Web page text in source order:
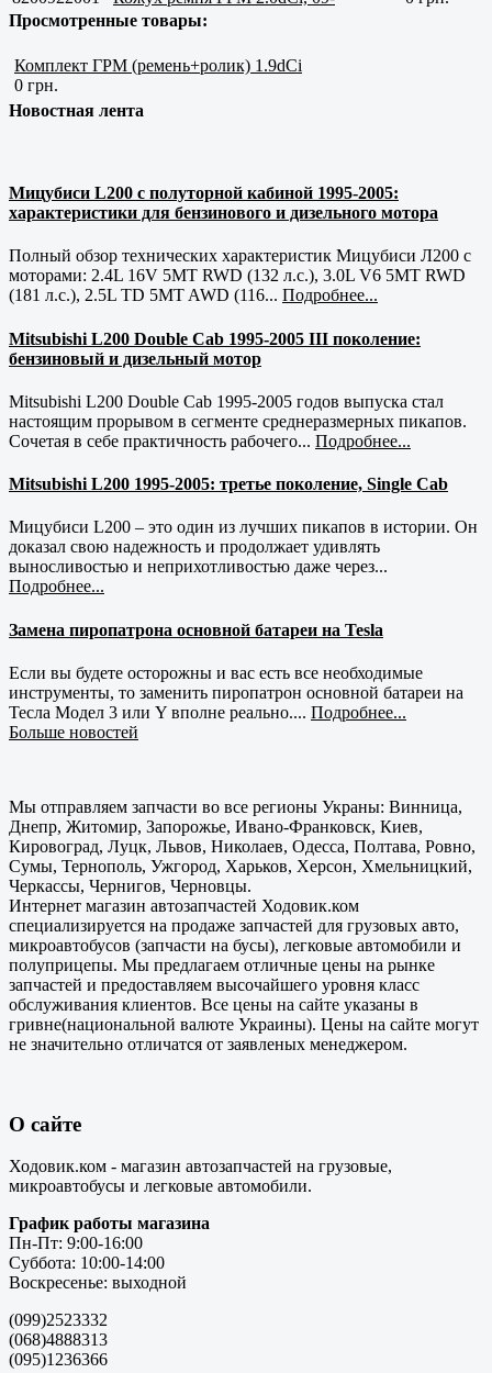
Просмотренные товары:
Комплект ГРМ (ремень+ролик) 1.9dCi
0 грн.
Новостная лента
Мицубиси L200 с полуторной кабиной 1995-2005:
характеристики для бензинового и дизельного мотора
Полный обзор технических характеристик Мицубиси Л200 с
моторами: 2.4L 16V 5MT RWD (132 л.с.), 3.0L V6 5MT RWD
(181 л.с.), 2.5L TD 5MT AWD (116... Подробнее...
Mitsubishi L200 Double Cab 1995-2005 III поколение:
бензиновый и дизельный мотор
Mitsubishi L200 Double Cab 1995-2005 годов выпуска стал
настоящим прорывом в сегменте среднеразмерных пикапов.
Сочетая в себе практичность рабочего... Подробнее...
Mitsubishi L200 1995-2005: третье поколение, Single Cab
Мицубиси L200 – это один из лучших пикапов в истории. Он
доказал свою надежность и продолжает удивлять
выносливостью и неприхотливостью даже через...
Подробнее...
Замена пиропатрона основной батареи на Tesla
Если вы будете осторожны и вас есть все необходимые
инструменты, то заменить пиропатрон основной батареи на
Тесла Модел 3 или Y вполне реально.... Подробнее...
Больше новостей
Мы отправляем запчасти во все регионы Украны: Винница,
Днепр, Житомир, Запорожье, Ивано-Франковск, Киев,
Кировоград, Луцк, Львов, Николаев, Одесса, Полтава, Ровно,
Сумы, Тернополь, Ужгород, Харьков, Херсон, Хмельницкий,
Черкассы, Чернигов, Черновцы.
Интернет магазин автозапчастей Ходовик.ком
специализируется на продаже запчастей для грузовых авто,
микроавтобусов (запчасти на бусы), легковые автомобили и
полуприцепы. Мы предлагаем отличные цены на рынке
запчастей и предоставляем высочайшего уровня класс
обслуживания клиентов. Все цены на сайте указаны в
гривне(национальной валюте Украины). Цены на сайте могут
не значительно отличатся от заявленых менеджером.
О сайте
Ходовик.ком - магазин автозапчастей на грузовые,
микроавтобусы и легковые автомобили.
График работы магазина
Пн-Пт: 9:00-16:00
Суббота: 10:00-14:00
Воскресенье: выходной
(099)2523332
(068)4888313
(095)1236366